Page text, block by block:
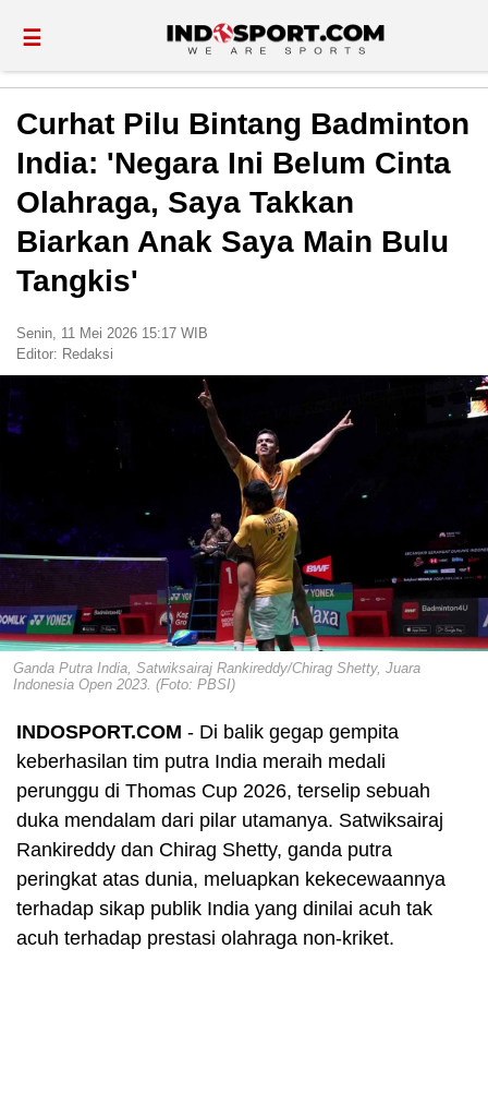
☰
Curhat Pilu Bintang Badminton
India: 'Negara Ini Belum Cinta
Olahraga, Saya Takkan
Biarkan Anak Saya Main Bulu
Tangkis'
Senin, 11 Mei 2026 15:17 WIB
Editor: Redaksi
Ganda Putra India, Satwiksairaj Rankireddy/Chirag Shetty, Juara
Indonesia Open 2023. (Foto: PBSI)
INDOSPORT.COM - Di balik gegap gempita
keberhasilan tim putra India meraih medali
perunggu di Thomas Cup 2026, terselip sebuah
duka mendalam dari pilar utamanya. Satwiksairaj
Rankireddy dan Chirag Shetty, ganda putra
peringkat atas dunia, meluapkan kekecewaannya
terhadap sikap publik India yang dinilai acuh tak
acuh terhadap prestasi olahraga non-kriket.